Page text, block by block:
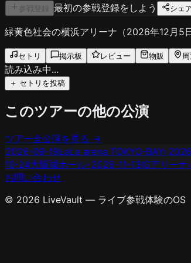
参戦登録 最初の参戦登録をしよう シェ
緑黄色社会の横浜アリーナ（2026年12月5
セトリ 掲示板 レビュー 物販
読み込み中...
＋ セトリを投稿
このツアーの他の公演
ツアー全公演を見る →
2026-09-19LaLa arena TOKYO-BAY›
10-24大阪城ホール› 2026-11-13IGアリーナ›
お問い合わせ
© 2026 LiveVault — ライブ参戦体験のOS